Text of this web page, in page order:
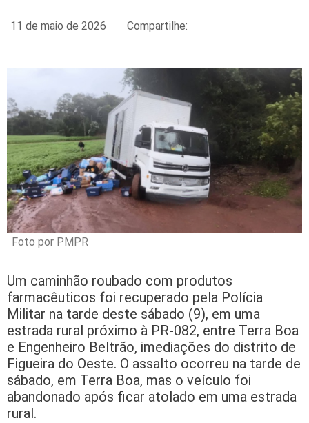
11 de maio de 2026 Compartilhe:
Foto por PMPR
Um caminhão roubado com produtos
farmacêuticos foi recuperado pela Polícia
Militar na tarde deste sábado (9), em uma
estrada rural próximo à PR-082, entre Terra Boa
e Engenheiro Beltrão, imediações do distrito de
Figueira do Oeste. O assalto ocorreu na tarde de
sábado, em Terra Boa, mas o veículo foi
abandonado após ficar atolado em uma estrada
rural.